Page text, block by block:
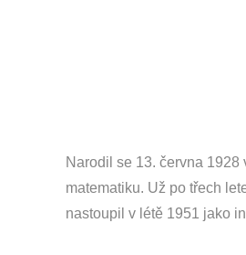
Narodil se 13. června
matematiku. Už po třech
nastoupil v létě 1951 jako